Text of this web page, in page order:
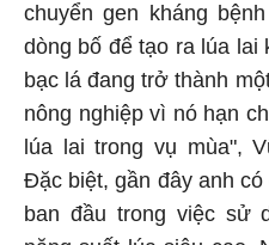
chuyển gen kháng
dòng bố để tạo ra lúa lai
bạc lá đang trở thành
nông nghiệp vì nó hạn
lúa lai trong vụ mùa",
Đặc biệt, gần đây anh
ban đầu trong việc sử